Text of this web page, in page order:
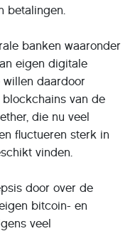
betalingen.
banken waaronder
eigen digitale
willen daardoor
van de
die nu veel
fluctueren sterk in
vinden.
door over de
bitcoin- en
veel